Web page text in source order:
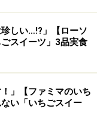
感。カスタードク
んやりとしてい
受けます。ゆっ
ターのコクを感じ
珍しい…!?」【ローソ
スイーツ」3品実食
」【ファミマのいち
い「いちごスイー